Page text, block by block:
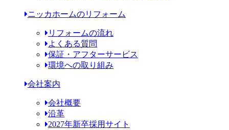
ニッカホームのリフォーム
リフォームの流れ
よくある質問
保証・アフターサービス
環境への取り組み
会社案内
会社概要
沿革
2027年新卒採用サイト